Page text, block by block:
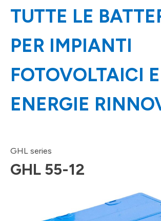
TUTTE LE
PER IMPIANTI
FOTOVOLTAICI E
ENERGIE
GHL series
GHL 55-12